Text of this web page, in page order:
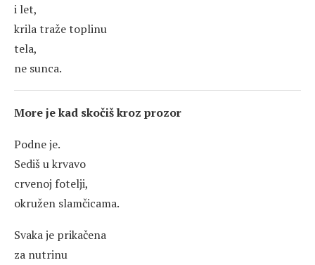
i let,
krila traže toplinu
tela,
ne sunca.
More je kad skočiš kroz prozor
Podne je.
Sediš u krvavo
crvenoj fotelji,
okružen slamčicama.
Svaka je prikačena
za nutrinu